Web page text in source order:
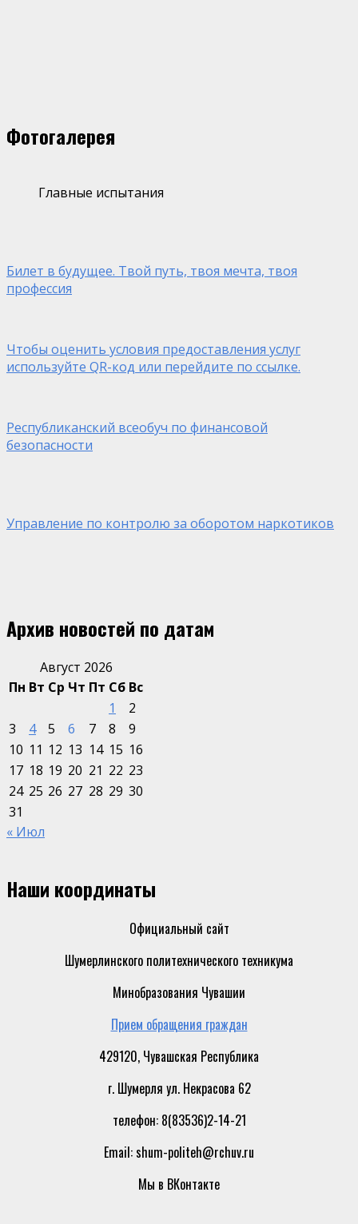
Фотогалерея
Главные испытания
Билет в будущее. Твой путь, твоя мечта, твоя
профессия
Чтобы оценить условия предоставления услуг
используйте QR-код или перейдите по ссылке.
Республиканский всеобуч по финансовой
безопасности
Управление по контролю за оборотом наркотиков
Архив новостей по датам
Август 2026
Пн Вт Ср Чт Пт Сб Вс
1
2
3
4 5 6 7 8
9
10 11 12 13 14 15 16
17 18 19 20 21 22 23
24 25 26 27 28 29 30
31
« Июл
Наши координаты
Официальный сайт
Шумерлинского политехнического техникума
Минобразования Чувашии
Прием обращения граждан
429120, Чувашская Республика
г. Шумерля ул. Некрасова 62
телефон: 8(83536)2-14-21
Email: shum-politeh@rchuv.ru
Мы в ВКонтакте